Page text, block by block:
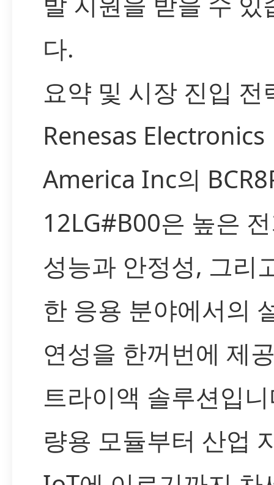
다.
요약 및 시장 진입 전
Renesas Electronics
America Inc의
12LG#B00은 높은
성능과 안정성, 그리
한 응용 분야에서의
연성을 한꺼번에 제
트라이액 솔루션입
량용 모듈부터 산업